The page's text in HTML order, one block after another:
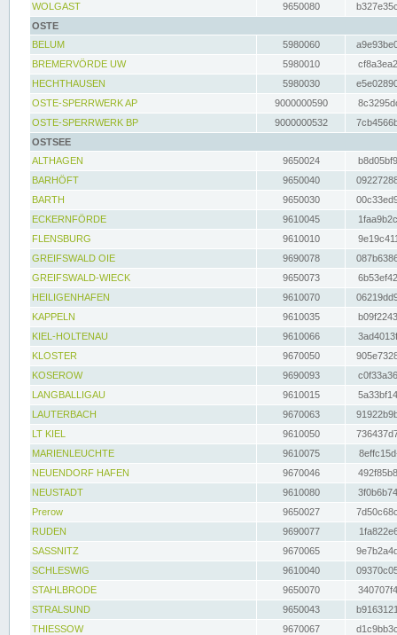
WOLGAST
9650080
OSTE
BELUM
5980060
BREMERVÖRDE UW
5980010
HECHTHAUSEN
5980030
OSTE-SPERRWERK AP
9000000590
OSTE-SPERRWERK BP
9000000532
OSTSEE
ALTHAGEN
9650024
BARHÖFT
9650040
BARTH
9650030
ECKERNFÖRDE
9610045
FLENSBURG
9610010
GREIFSWALD OIE
9690078
GREIFSWALD-WIECK
9650073
HEILIGENHAFEN
9610070
KAPPELN
9610035
KIEL-HOLTENAU
9610066
KLOSTER
9670050
KOSEROW
9690093
LANGBALLIGAU
9610015
LAUTERBACH
9670063
LT KIEL
9610050
MARIENLEUCHTE
9610075
NEUENDORF HAFEN
9670046
NEUSTADT
9610080
Prerow
9650027
RUDEN
9690077
SASSNITZ
9670065
SCHLESWIG
9610040
STAHLBRODE
9650070
STRALSUND
9650043
THIESSOW
9670067